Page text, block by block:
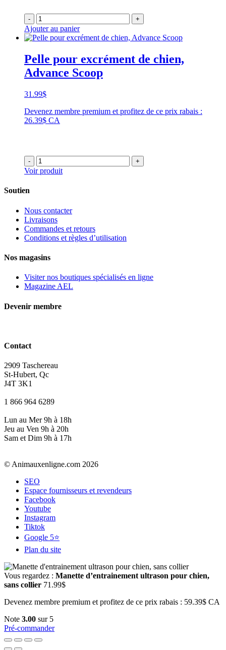
- +
Ajouter au panier
Pelle pour excrément de chien,
Advance Scoop
31.99$
Devenez membre premium et profitez de ce prix rabais :
26.39$ CA
- +
Voir produit
Soutien
Nous contacter
Livraisons
Commandes et retours
Conditions et règles d’utilisation
Nos magasins
Visiter nos boutiques spécialisés en ligne
Magazine AEL
Devenir membre
Contact
2909 Taschereau
St-Hubert, Qc
J4T 3K1
1 866 964 6289
Lun au Mer 9h à 18h
Jeu au Ven 9h à 20h
Sam et Dim 9h à 17h
© Animauxenligne.com 2026
SEO
Espace fournisseurs et revendeurs
Facebook
Youtube
Instagram
Tiktok
Google 5⭐
Plan du site
Vous regardez : Manette d’entrainement ultrason pour chien,
sans collier 71.99$
Devenez membre premium et profitez de ce prix rabais : 59.39$ CA
Note 3.00 sur 5
Pré-commander